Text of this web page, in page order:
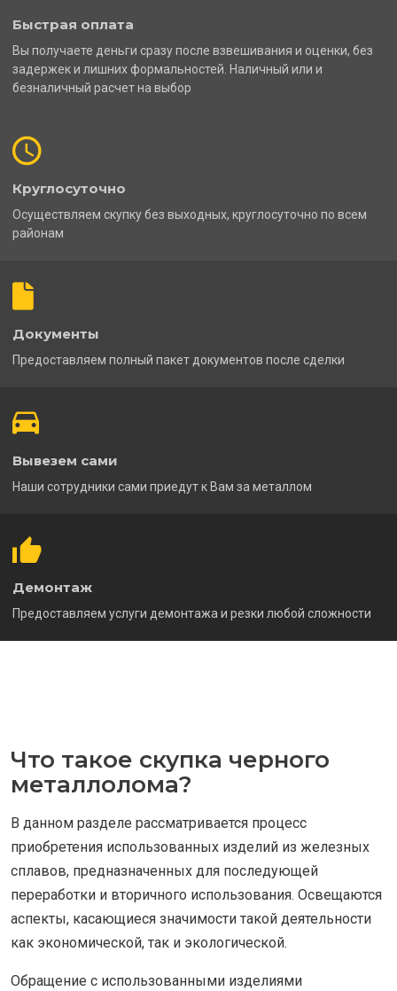
Быстрая оплата
Вы получаете деньги сразу после взвешивания и оценки, без
задержек и лишних формальностей. Наличный или и
безналичный расчет на выбор
Круглосуточно
Осуществляем скупку без выходных, круглосуточно по всем
районам
Документы
Предоставляем полный пакет документов после сделки
Вывезем сами
Наши сотрудники сами приедут к Вам за металлом
Демонтаж
Предоставляем услуги демонтажа и резки любой сложности
Что такое скупка черного
металлолома?
В данном разделе рассматривается процесс
приобретения использованных изделий из железных
сплавов, предназначенных для последующей
переработки и вторичного использования. Освещаются
аспекты, касающиеся значимости такой деятельности
как экономической, так и экологической.
Обращение с использованными изделиями